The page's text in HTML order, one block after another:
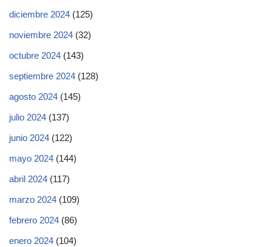
diciembre 2024 (125)
noviembre 2024 (32)
octubre 2024 (143)
septiembre 2024 (128)
agosto 2024 (145)
julio 2024 (137)
junio 2024 (122)
mayo 2024 (144)
abril 2024 (117)
marzo 2024 (109)
febrero 2024 (86)
enero 2024 (104)